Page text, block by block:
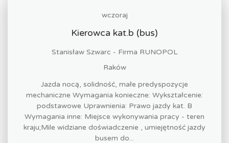
wczoraj
Kierowca kat.b (bus)
Stanisław Szwarc - Firma RUNOPOL
Raków
Jazda nocą, solidność, małe predyspozycje
mechaniczne Wymagania konieczne: Wykształcenie:
podstawowe Uprawnienia: Prawo jazdy kat. B
Wymagania inne: Miejsce wykonywania pracy - teren
kraju;Mile widziane doświadczenie , umiejętność jazdy
busem do...